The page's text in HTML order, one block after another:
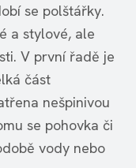
se polštářky.
a stylové, ale
V první řadě je
část
nešpinivou
se pohovka či
vody nebo